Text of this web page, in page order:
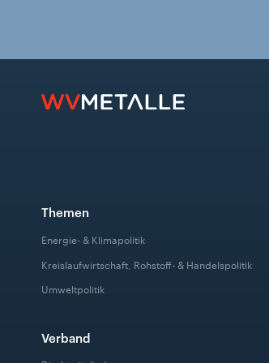
Themen
Energie- & Klimapolitik
Kreislaufwirtschaft, Rohstoff- & Handelspolitik
Umweltpolitik
Verband